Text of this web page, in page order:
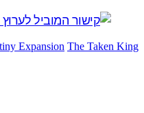
Expansion The Taken King